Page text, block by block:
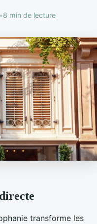
8 min de lecture
transforme les